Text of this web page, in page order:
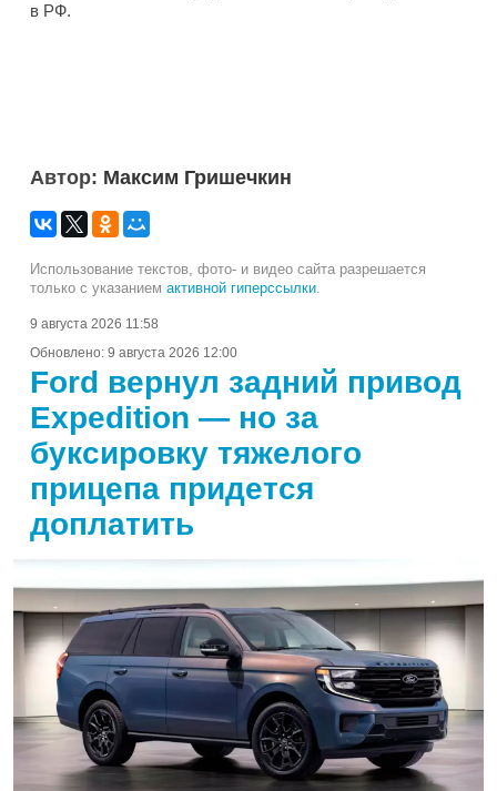
в РФ.
Автор: Максим Гришечкин
Использование текстов, фото- и видео сайта разрешается
только с указанием активной гиперссылки.
9 августа 2026 11:58
Обновлено: 9 августа 2026 12:00
Ford вернул задний привод
Expedition — но за
буксировку тяжелого
прицепа придется
доплатить